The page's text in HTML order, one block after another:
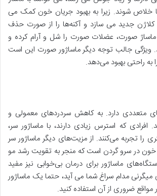
شوند. زیرا به بهبود جریان خون کمک می
جدید می سازد و آکنه‌ها را از صورت حذف
صورت، عضلات صورت را شل و آرام کرده و
ویژگی جالب توجه دیگر ماساژور صورت این است
به راحتی بهبود می‌دهد.
متعددی دارد. به کاهش سردردهای معمولی و
که استرس زیادی دارند، با ماساژور سر،
را تجربه می‌کنند. از مزیت‌های دیگر ماساژور سر
در سرو گردن است که منجر به تقویت رشد مو
ماساژور برای درمان بی‌خوابی نیز مفید
مدام سراغ شما می آید، حتما یک ماساژور
مواقع ضروری از آن استفاده کنید.